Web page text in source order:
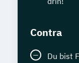
Contra
Du bist